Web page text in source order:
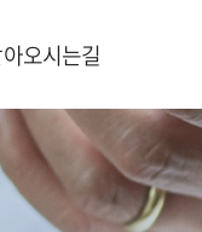
오시는길